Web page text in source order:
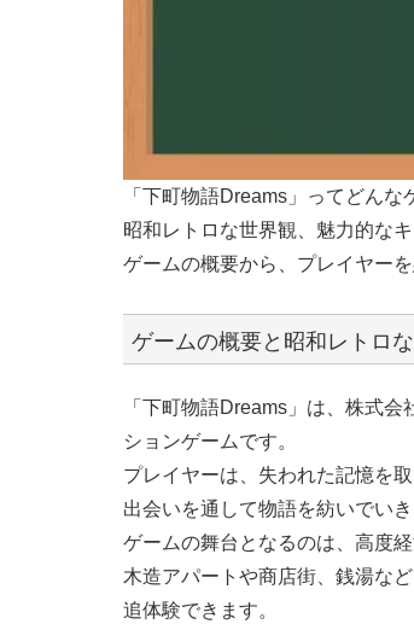
「下町物語Dreams」ってどんな
昭和レトロな世界観、魅力的な
ゲームの概要から、プレイヤー
ゲームの概要と昭和レトロ
「下町物語Dreams」は、株式
ションゲームです。
プレイヤーは、失われた記憶を
出会いを通して物語を紡いでいき
ゲームの舞台となるのは、高度
木造アパートや商店街、銭湯な
追体験できます。